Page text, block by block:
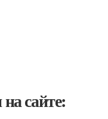
сайте: